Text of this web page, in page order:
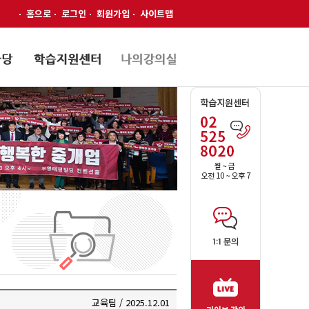
홈으로 로그인 회원가입 사이트맵
교육팀 / 2025.12.01